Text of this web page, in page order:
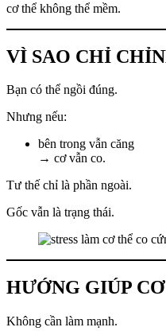
cơ thể không thể mềm.
VÌ SAO CHỈ
Bạn có thể ngồi đúng.
Nhưng nếu:
bên trong vẫn căng
→ cơ vẫn co.
Tư thế chỉ là phần ngoài.
Gốc vẫn là trạng thái.
HƯỚNG GIÚP
Không cần làm mạnh.